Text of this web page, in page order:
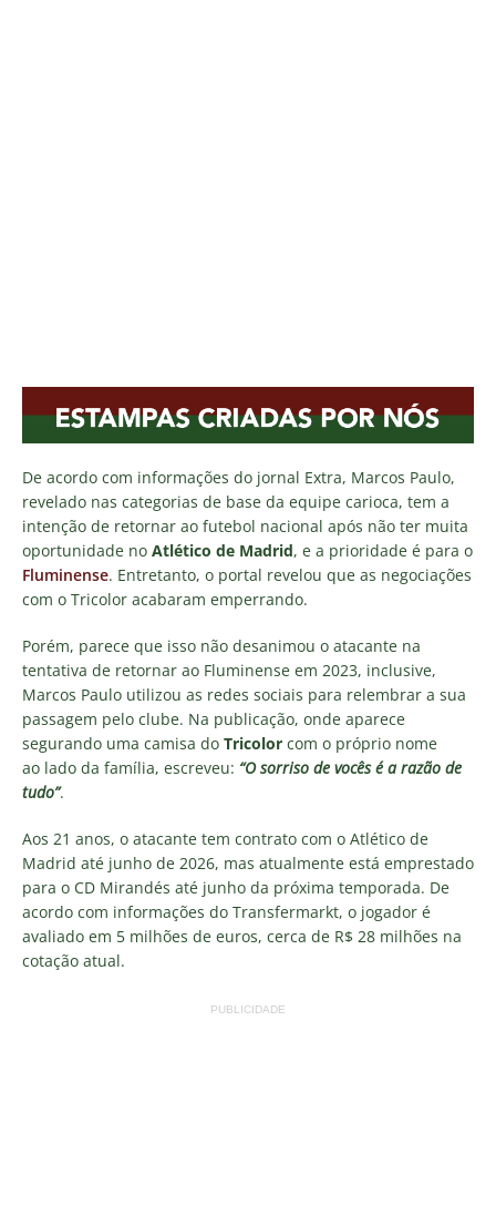
De acordo com informações do jornal Extra, Marcos Paulo,
revelado nas categorias de base da equipe carioca, tem a
intenção de retornar ao futebol nacional após não ter muita
oportunidade no Atlético de Madrid, e a prioridade é para o
Fluminense. Entretanto, o portal revelou que as negociações
com o Tricolor acabaram emperrando.
Porém, parece que isso não desanimou o atacante na
tentativa de retornar ao Fluminense em 2023, inclusive,
Marcos Paulo utilizou as redes sociais para relembrar a sua
passagem pelo clube. Na publicação, onde aparece
segurando uma camisa do Tricolor com o próprio nome
ao lado da família, escreveu: “O sorriso de vocês é a razão de
tudo”.
Aos 21 anos, o atacante tem contrato com o Atlético de
Madrid até junho de 2026, mas atualmente está emprestado
para o CD Mirandés até junho da próxima temporada. De
acordo com informações do Transfermarkt, o jogador é
avaliado em 5 milhões de euros, cerca de R$ 28 milhões na
cotação atual.
PUBLICIDADE